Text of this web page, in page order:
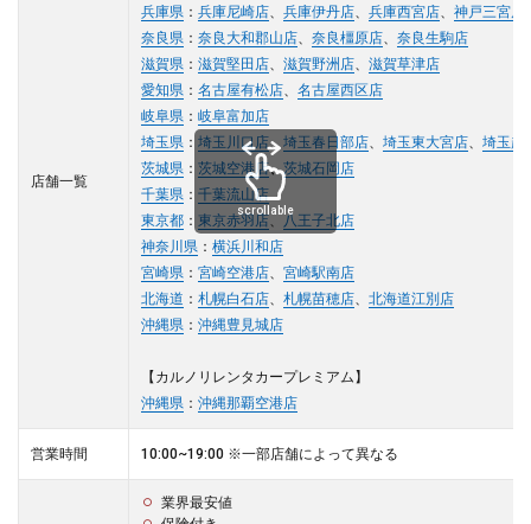
店舗一覧
兵庫県 ： 兵庫尼崎店 兵庫伊丹店 兵庫西宮店 神戸三宮店
奈良県 ： 奈良大和郡山店 奈良橿原店
奈良生駒店
滋賀県 ： 滋賀堅田店 滋賀野洲店
滋賀草津店
愛知県 ： 名古屋有松店
名古屋西区店
岐阜県 ： 岐阜富加店
埼玉県 ： 埼玉川口店、 埼玉春日部店 埼玉東大宮店
埼玉越
茨城県 ： 茨城空港店、茨城石岡店
千葉県 ： 千葉流山店
東京都 ： 東京赤羽店、八王子北店
神奈川県 ： 横浜川和店
宮崎県 ： 宮崎空港店
宮崎駅南店
北海道 ： 札幌白石店 札幌苗穂店
北海道江別店
沖縄県 ： 沖縄豊見城店
【カルノリレンタカープレミアム】
沖縄県 ： 沖縄那覇空港店
営業時間 10:00~19:00 ※一部店舗によって異なる
業界最安値
scrollable